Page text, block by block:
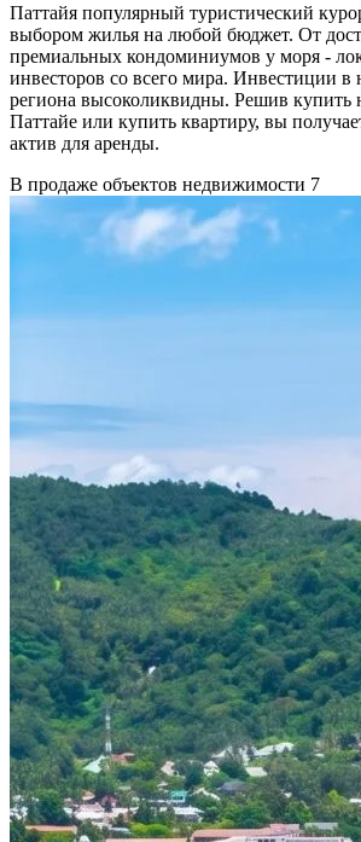
Паттайя популярный туристический
выбором жилья на любой бюджет. От
премиальных кондоминиумов у моря -
инвесторов со всего мира. Инвестиции в
региона высоколиквидны. Решив купить
Паттайе или купить квартиру, вы
актив для аренды.
В продаже объектов недвижимости 7